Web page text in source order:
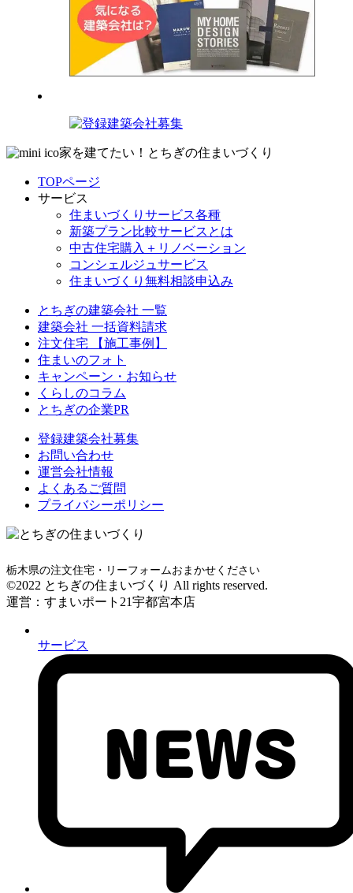
家を建てたい！とちぎの住まいづくり
TOPページ
サービス
住まいづくりサービス各種
新築プラン比較サービスとは
中古住宅購入＋リノベーション
コンシェルジュサービス
住まいづくり無料相談申込み
とちぎの建築会社 一覧
建築会社 一括資料請求
注文住宅 【施工事例】
住まいのフォト
キャンペーン・お知らせ
くらしのコラム
とちぎの企業PR
登録建築会社募集
お問い合わせ
運営会社情報
よくあるご質問
プライバシーポリシー
栃木県の注文住宅・リーフォームおまかせください
©2022 とちぎの住まいづくり All rights reserved.
運営：すまいポート21宇都宮本店
サービス